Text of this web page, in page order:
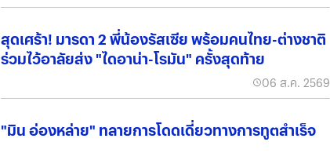
สุดเศร้า! มารดา 2 พี่น้องรัสเซีย พร้อมคนไทย-ต่างชาติ
ร่วมไว้อาลัยส่ง "ไดอาน่า-โรมัน" ครั้งสุดท้าย
06 ส.ค. 2569
"มิน อ่องหล่าย" ทลายการโดดเดี่ยวทางการทูตสำเร็จ